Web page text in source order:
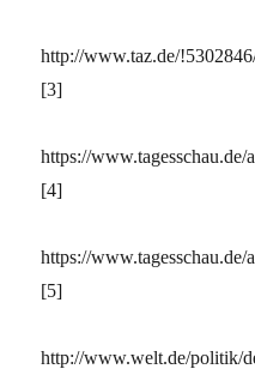
http://www.taz.de/
[3]
https://www.tagesschau.de/
[4]
https://www.tagesschau.de/
[5]
http://www.welt.de/politik/